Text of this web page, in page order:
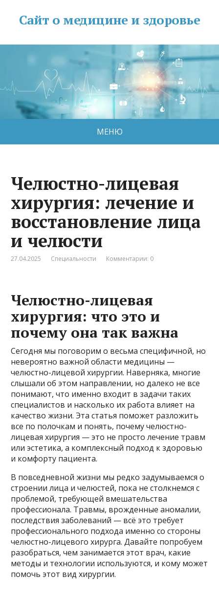
Сайт о медицине и здоровье
МЕНЮ
Челюстно-лицевая
хирургия: лечение и
восстановление лица
и челюсти
27.04.2025 Специальности Комментарии: 0
Челюстно-лицевая
хирургия: что это и
почему она так важна
Сегодня мы поговорим о весьма специфичной, но
невероятно важной области медицины —
челюстно-лицевой хирургии. Наверняка, многие
слышали об этом направлении, но далеко не все
понимают, что именно входит в задачи таких
специалистов и насколько их работа влияет на
качество жизни. Эта статья поможет разложить
все по полочкам и понять, почему челюстно-
лицевая хирургия — это не просто лечение травм
или эстетика, а комплексный подход к здоровью
и комфорту пациента.
В повседневной жизни мы редко задумываемся о
строении лица и челюстей, пока не столкнемся с
проблемой, требующей вмешательства
профессионала. Травмы, врожденные аномалии,
последствия заболеваний — всё это требует
профессионального подхода именно со стороны
челюстно-лицевого хирурга. Давайте попробуем
разобраться, чем занимается этот врач, какие
методы и технологии используются, и кому может
помочь этот вид хирургии.